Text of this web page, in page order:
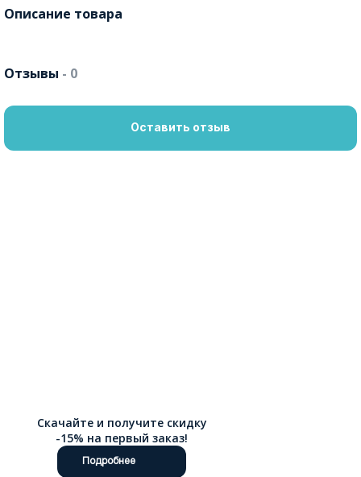
Описание товара
Отзывы - 0
Оставить отзыв
Скачайте и получите скидку
-15% на первый заказ!
Подробнее